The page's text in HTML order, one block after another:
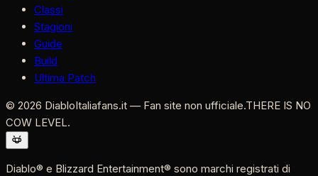
Classi
Stagioni
Guide
Build
Ultima Patch
© 2026 DiabloItaliafans.it — Fan site non ufficiale.THERE IS NO
COW LEVEL.
Diablo® e Blizzard Entertainment® sono marchi registrati di